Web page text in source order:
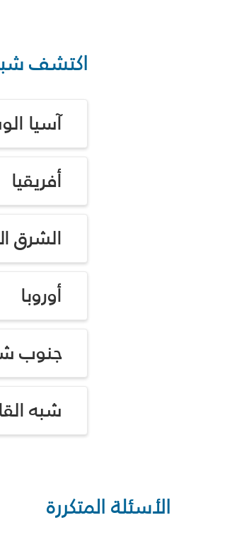
اكتشف
آسيا
أفريقيا
الشرق
أوروبا
جنوب
شبه
الأسئلة المتكررة